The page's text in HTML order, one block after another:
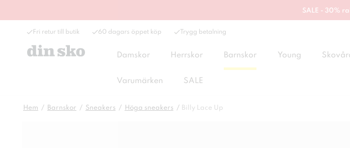
SALE - 30%
Fri retur till butik 60 dagars öppet köp Trygg betalning
Damskor Herrskor Barnskor Young
Varumärken SALE
Hem Barnskor Sneakers Höga sneakers Billy Lace Up